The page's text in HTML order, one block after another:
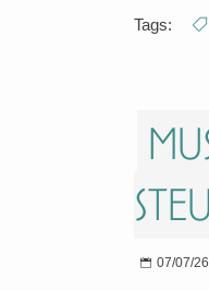
Tags:
07/07/